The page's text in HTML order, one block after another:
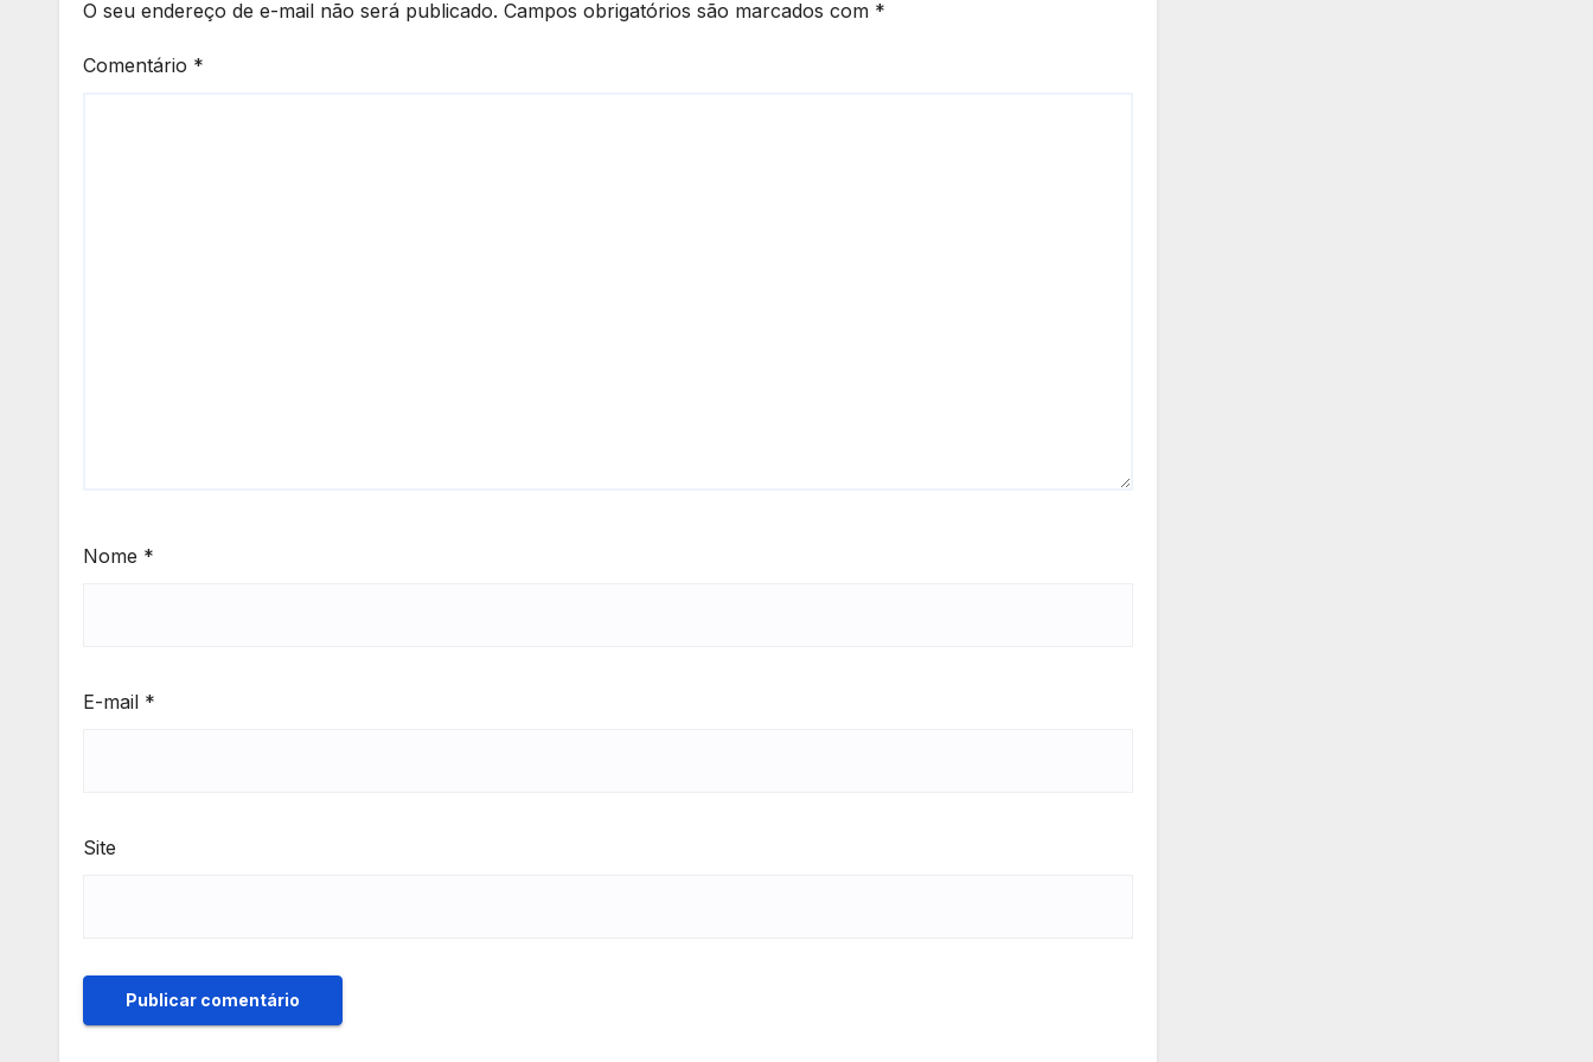
O seu endereço de e-mail não será publicado. Campos obrigatórios são marcados com *
Comentário *
Nome *
E-mail *
Site